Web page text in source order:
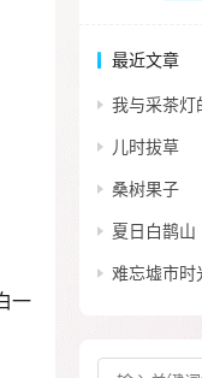
一
最近文章
我与采茶灯
儿时拔草
桑树果子
夏日白鹊山
难忘墟市时